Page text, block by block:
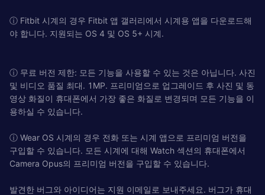
ⓘ Fitbit 시계의 경우 Fitbit 앱 갤러리에서 시계용 앱을 다운로드해
야 합니다. 지원되는 OS 4 및 OS 5+ 시계.
ⓘ 무료 버전 제한: 모든 기능을 사용할 수 있는 것은 아닙니다. 사진
및 비디오 품질 최대. 1MP. 프리미엄으로 업그레이드 후 사진 및 동
영상 화질이 휴대폰에서 가장 좋은 화질로 변경되며 모든 기능을 이
용하실 수 있습니다.
ⓘ Wear OS 시계의 경우 전화 또는 시계 앱으로 프리미엄 버전을
구입할 수 있습니다. 모든 시계에 대해 Watch 섹션의 휴대폰에서
Camera Opus의 프리미엄 버전을 구입할 수 있습니다.
발견한 버그와 아이디어는 지원 이메일로 보내주세요. 버그가 휴대